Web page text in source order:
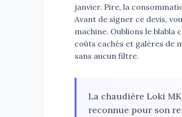
janvier. Pire, la
Avant de signer ce devis,
machine. Oublions le
coûts cachés et galères de
sans aucun filtre.
La chaudière Loki
reconnue pour son